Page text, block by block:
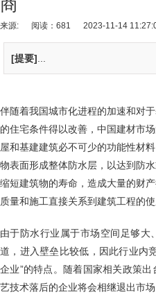
商
来源: 阅读：681 2023-11-14
[提要]
伴随着我国城市化进程的加速和对
的住宅条件得以改善，中国建材市
屋和基建建筑必不可少的功能性材
物表面形成整体防水层，以达到防
缩短建筑物的寿命，造成大量的财
质量和施工直接关系到建筑工程的使
由于防水行业属于市场空间足够大
道，进入壁垒比较低，因此行业内
企业”的特点。随着国家相关政策
艺技术落后的企业将会相继退出市